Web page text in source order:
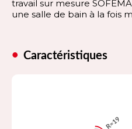
travail sur mesure
une salle de bain à la fois
Caractéristiques